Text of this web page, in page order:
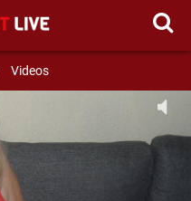
Videos
MESSAGE